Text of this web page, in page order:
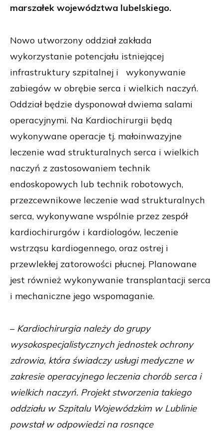
marszałek województwa lubelskiego.
Nowo utworzony oddział zakłada
wykorzystanie potencjału istniejącej
infrastruktury szpitalnej i wykonywanie
zabiegów w obrębie serca i wielkich naczyń.
Oddział będzie dysponował dwiema salami
operacyjnymi. Na Kardiochirurgii będą
wykonywane operacje tj. małoinwazyjne
leczenie wad strukturalnych serca i wielkich
naczyń z zastosowaniem technik
endoskopowych lub technik robotowych,
przezcewnikowe leczenie wad strukturalnych
serca, wykonywane wspólnie przez zespół
kardiochirurgów i kardiologów, leczenie
wstrząsu kardiogennego, oraz ostrej i
przewlekłej zatorowości płucnej. Planowane
jest również wykonywanie transplantacji serca
i mechaniczne jego wspomaganie.
– Kardiochirurgia należy do grupy
wysokospecjalistycznych jednostek ochrony
zdrowia, która świadczy usługi medyczne w
zakresie operacyjnego leczenia chorób serca i
wielkich naczyń. Projekt stworzenia takiego
oddziału w Szpitalu Wojewódzkim w Lublinie
powstał w odpowiedzi na rosnące